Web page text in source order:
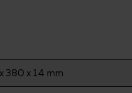
380 x 14 mm